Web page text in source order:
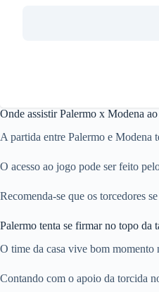
Onde assistir Palermo x Modena
A partida entre Palermo e Modena
O acesso ao jogo pode ser feito
Recomenda-se que os torcedores
Palermo tenta se firmar no topo da
O time da casa vive bom momento
Contando com o apoio da torcida